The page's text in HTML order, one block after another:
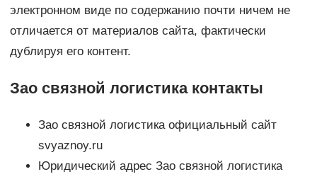
электронном виде по содержанию почти ничем не
отличается от материалов сайта, фактически
дублируя его контент.
Зао связной логистика контакты
Зао связной логистика официальный сайт
svyaznoy.ru
Юридический адрес Зао связной логистика